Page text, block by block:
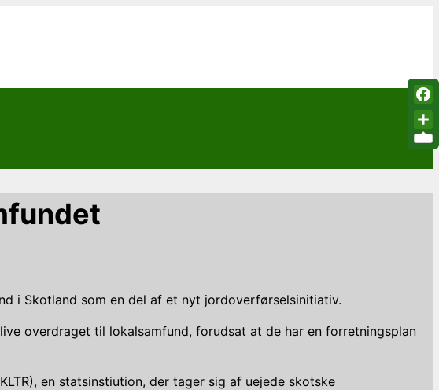
i Skotland som en del af et nyt jordoverførselsinitiativ.
overdraget til lokalsamfund, forudsat at de har en forretningsplan
en statsinstiution, der tager sig af uejede skotske